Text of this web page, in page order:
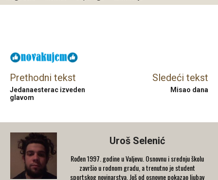
Prethodni tekst
Jedanaesterac izveden
glavom
Sledeći tekst
Misao dana
Uroš Selenić
Rođen 1997. godine u Valjevu. Osnovnu i srednju školu
završio u rodnom gradu, a trenutno je student
sportskog novinarstva. Još od osnovne pokazao ljubav